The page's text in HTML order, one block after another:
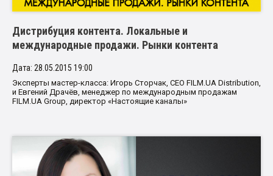
Дистрибуция контента. Локальные и
международные продажи. Рынки контента
Дата: 28.05.2015 19:00
Эксперты мастер-класса: Игорь Сторчак, CEO FILM.UA Distribution,
и Евгений Драчёв, менеджер по международным продажам
FILM.UA Group, директор «Настоящие каналы»